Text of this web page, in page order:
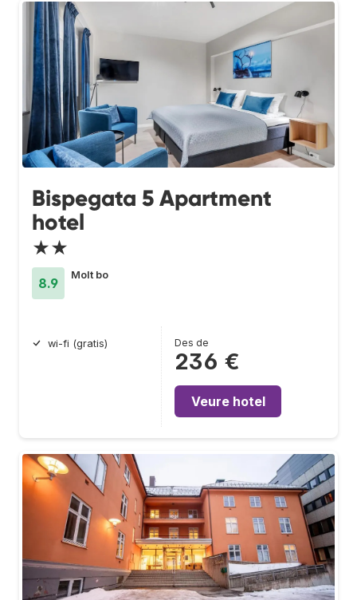
Bispegata 5 Apartment
hotel
★★
8.9
Molt bo
wi-fi (gratis) Des de
236 €
Veure hotel